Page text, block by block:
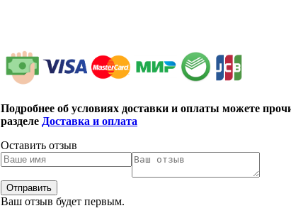
Подробнее об условиях доставки и оплаты можете
разделе Доставка и оплата
Оставить отзыв
Ваш отзыв будет первым.